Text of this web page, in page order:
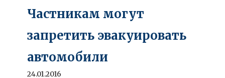
Частникам могут
запретить эвакуировать
автомобили
24.01.2016